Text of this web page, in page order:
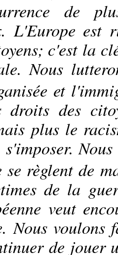
de
L'Europe est
c'est la
Nous
et
droits des
plus le
règlent de
de la
veut
Nous
de jouer